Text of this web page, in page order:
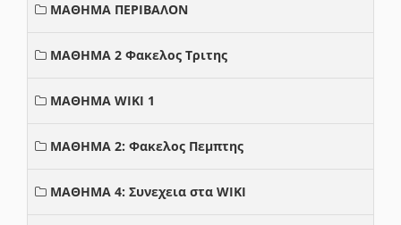
ΜΑΘΗΜΑ ΠΕΡΙΒΑΛΟΝ
ΜΑΘΗΜΑ 2 Φακελος Τριτης
ΜΑΘΗΜΑ WIKI 1
ΜΑΘΗΜΑ 2: Φακελος Πεμπτης
ΜΑΘΗΜΑ 4: Συνεχεια στα WIKI